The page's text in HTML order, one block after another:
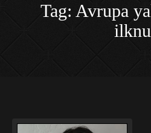
Tag: Avrupa